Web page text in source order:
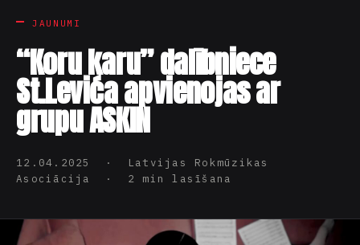
JAUNUMI
“Koru karu” dalībniece
St.Levića apvienojas ar
grupu ASKIN
12.04.2025 · Latvijas Rokmūzikas
Asociācija · 2 min lasīšana